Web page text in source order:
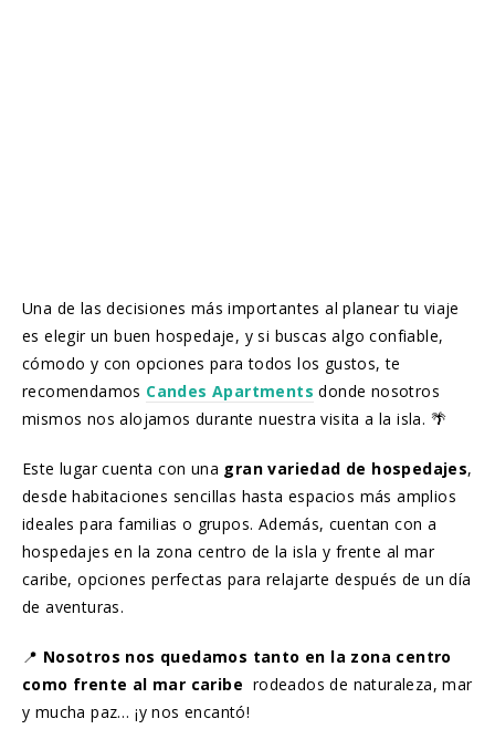
Una de las decisiones más importantes al planear tu viaje
es elegir un buen hospedaje, y si buscas algo confiable,
cómodo y con opciones para todos los gustos, te
recomendamos Candes Apartments donde nosotros
mismos nos alojamos durante nuestra visita a la isla. 🌴
Este lugar cuenta con una gran variedad de hospedajes,
desde habitaciones sencillas hasta espacios más amplios
ideales para familias o grupos. Además, cuentan con a
hospedajes en la zona centro de la isla y frente al mar
caribe, opciones perfectas para relajarte después de un día
de aventuras.
📍 Nosotros nos quedamos tanto en la zona centro
como frente al mar caribe rodeados de naturaleza, mar
y mucha paz… ¡y nos encantó!